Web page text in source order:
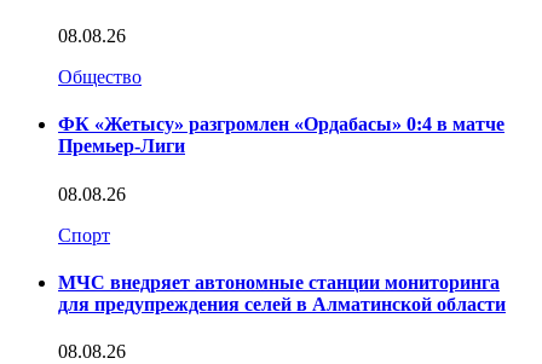
08.08.26
Общество
ФК «Жетысу» разгромлен «Ордабасы» 0:4 в матче
Премьер-Лиги
08.08.26
Спорт
МЧС внедряет автономные станции мониторинга
для предупреждения селей в Алматинской области
08.08.26